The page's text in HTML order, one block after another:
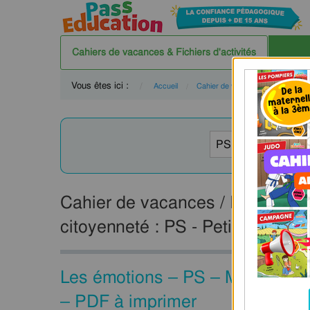
Cahiers de vacances & Fichiers d'activités
Vous êtes ici : Accueil Cahier de vacances PS
Cahier de vacances / Fichier
citoyenneté : PS - Petite
Les émotions – PS – MS –
– PDF à imprimer